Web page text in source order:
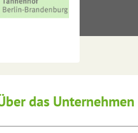
das Unternehmen